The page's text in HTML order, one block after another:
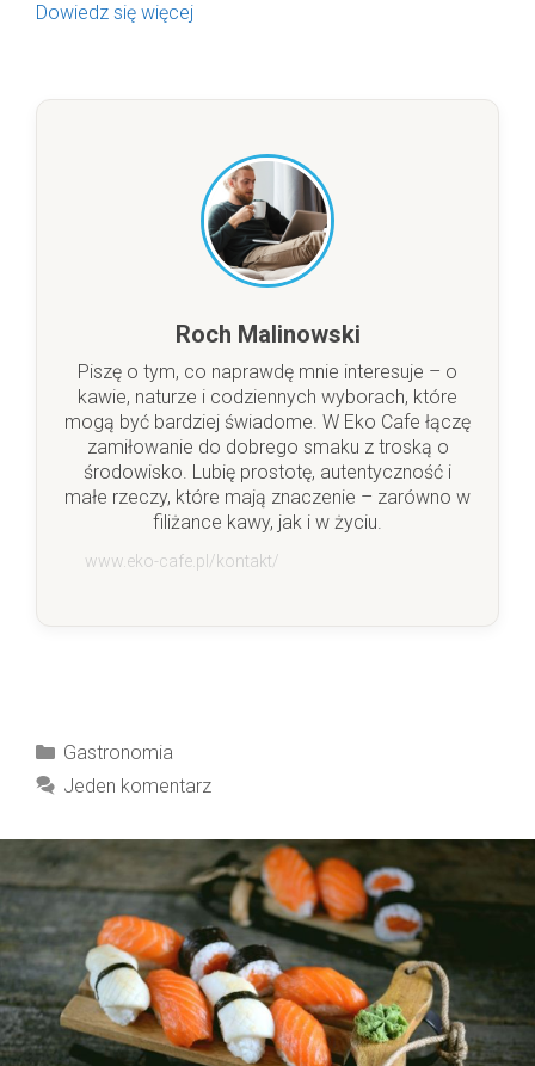
Dowiedz się więcej
Roch Malinowski
Piszę o tym, co naprawdę mnie interesuje – o
kawie, naturze i codziennych wyborach, które
mogą być bardziej świadome. W Eko Cafe łączę
zamiłowanie do dobrego smaku z troską o
środowisko. Lubię prostotę, autentyczność i
małe rzeczy, które mają znaczenie – zarówno w
filiżance kawy, jak i w życiu.
www.eko-cafe.pl/kontakt/
Kategorie
Gastronomia
Jeden komentarz